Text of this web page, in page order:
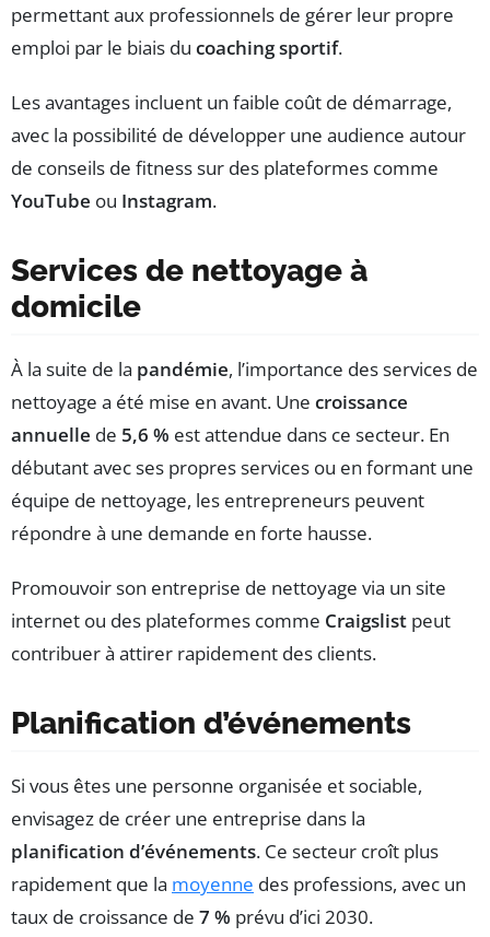
permettant aux professionnels de gérer leur propre
emploi par le biais du coaching sportif.
Les avantages incluent un faible coût de démarrage,
avec la possibilité de développer une audience autour
de conseils de fitness sur des plateformes comme
YouTube ou Instagram.
Services de nettoyage à
domicile
À la suite de la pandémie, l’importance des services de
nettoyage a été mise en avant. Une croissance
annuelle de 5,6 % est attendue dans ce secteur. En
débutant avec ses propres services ou en formant une
équipe de nettoyage, les entrepreneurs peuvent
répondre à une demande en forte hausse.
Promouvoir son entreprise de nettoyage via un site
internet ou des plateformes comme Craigslist peut
contribuer à attirer rapidement des clients.
Planification d’événements
Si vous êtes une personne organisée et sociable,
envisagez de créer une entreprise dans la
planification d’événements. Ce secteur croît plus
rapidement que la moyenne des professions, avec un
taux de croissance de 7 % prévu d’ici 2030.